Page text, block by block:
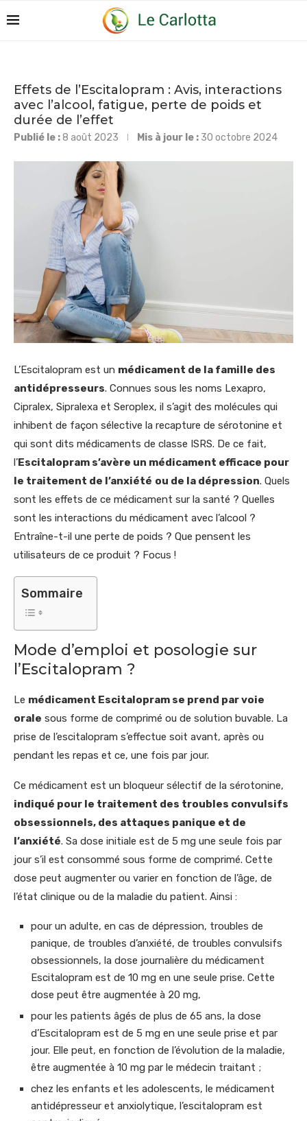
Effets de l’Escitalopram : Avis, interactions
avec l’alcool, fatigue, perte de poids et
durée de l’effet
Publié le :8 août 2023 Mis à jour le : 30 octobre 2024
L’Escitalopram est un médicament de la famille des
antidépresseurs. Connues sous les noms Lexapro,
Cipralex, Sipralexa et Seroplex, il s’agit des molécules qui
inhibent de façon sélective la recapture de sérotonine et
qui sont dits médicaments de classe ISRS. De ce fait,
l’Escitalopram s’avère un médicament efficace pour
le traitement de l’anxiété ou de la dépression. Quels
sont les effets de ce médicament sur la santé ? Quelles
sont les interactions du médicament avec l’alcool ?
Entraîne-t-il une perte de poids ? Que pensent les
utilisateurs de ce produit ? Focus !
Sommaire
Mode d’emploi et posologie sur
l’Escitalopram ?
Le médicament Escitalopram se prend par voie
orale sous forme de comprimé ou de solution buvable. La
prise de l’escitalopram s’effectue soit avant, après ou
pendant les repas et ce, une fois par jour.
Ce médicament est un bloqueur sélectif de la sérotonine,
indiqué pour le traitement des troubles convulsifs
obsessionnels, des attaques panique et de
l’anxiété. Sa dose initiale est de 5 mg une seule fois par
jour s’il est consommé sous forme de comprimé. Cette
dose peut augmenter ou varier en fonction de l’âge, de
l’état clinique ou de la maladie du patient. Ainsi :
pour un adulte, en cas de dépression, troubles de
panique, de troubles d’anxiété, de troubles convulsifs
obsessionnels, la dose journalière du médicament
Escitalopram est de 10 mg en une seule prise. Cette
dose peut être augmentée à 20 mg,
pour les patients âgés de plus de 65 ans, la dose
d’Escitalopram est de 5 mg en une seule prise et par
jour. Elle peut, en fonction de l’évolution de la maladie,
être augmentée à 10 mg par le médecin traitant ;
chez les enfants et les adolescents, le médicament
antidépresseur et anxiolytique, l’escitalopram est